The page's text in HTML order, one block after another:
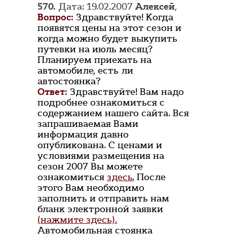
570. Дата: 19.02.2007Алексей,
Вопрос: Здравствуйте! Когда
появятся цены на этот сезон и
когда можно будет выкупить
путевки на июль месяц?
Планируем приехать на
автомобиле, есть ли
автостоянка?
Ответ: Здравствуйте! Вам надо
подробнее ознакомиться с
содержанием нашего сайта. Вся
запрашиваемая Вами
информация давно
опубликована. С ценами и
условиями размещения на
сезон 2007 Вы можете
ознакомиться здесь. После
этого Вам необходимо
заполнить и отправить нам
бланк электронной заявки
(нажмите здесь).
Автомобильная стоянка